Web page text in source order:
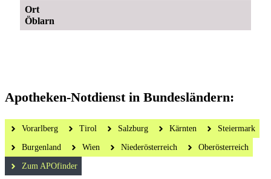
Ort
Öblarn
Apotheken-Notdienst in Bundesländern:
Vorarlberg Tirol Salzburg Kärnten Steiermark
Burgenland Wien Niederösterreich Oberösterreich
Zum APOfinder